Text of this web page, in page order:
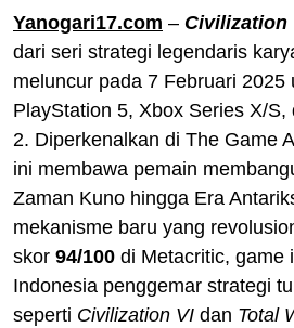
Yanogari17.com – Civilization
dari seri strategi legendaris
meluncur pada 7 Februari 2025
PlayStation 5, Xbox Series X/
2. Diperkenalkan di The Game
ini membawa pemain
Zaman Kuno hingga Era
mekanisme baru yang
skor 94/100 di Metacritic, game
Indonesia penggemar strategi
seperti Civilization VI dan Total